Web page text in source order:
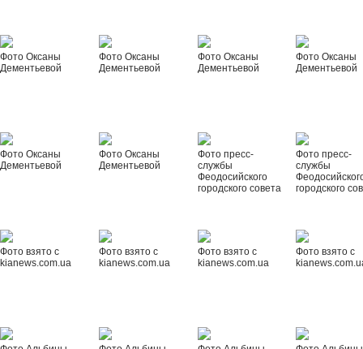
Фото Оксаны
Дементьевой
Фото Оксаны
Дементьевой
Фото Оксаны
Дементьевой
Фото Оксаны
Дементьевой
Фото Оксаны
Дементьевой
Фото Оксаны
Дементьевой
Фото пресс-
службы
Феодосийского
городского совета
Фото пресс-
службы
городского
Фото взято с
kianews.com.ua
Фото взято с
kianews.com.ua
Фото взято с
kianews.com.ua
Фото взято с